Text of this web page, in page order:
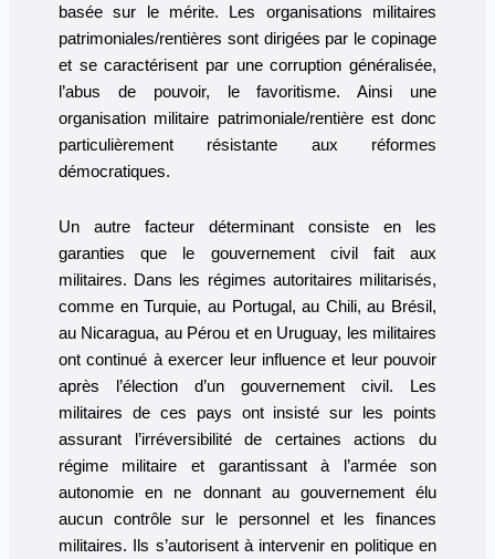
basée sur le mérite. Les organisations militaires
patrimoniales/rentières sont dirigées par le copinage
et se caractérisent par une corruption généralisée,
l’abus de pouvoir, le favoritisme. Ainsi une
organisation militaire patrimoniale/rentière est donc
particulièrement résistante aux réformes
démocratiques.
Un autre facteur déterminant consiste en les
garanties que le gouvernement civil fait aux
militaires. Dans les régimes autoritaires militarisés,
comme en Turquie, au Portugal, au Chili, au Brésil,
au Nicaragua, au Pérou et en Uruguay, les militaires
ont continué à exercer leur influence et leur pouvoir
après l’élection d’un gouvernement civil. Les
militaires de ces pays ont insisté sur les points
assurant l’irréversibilité de certaines actions du
régime militaire et garantissant à l’armée son
autonomie en ne donnant au gouvernement élu
aucun contrôle sur le personnel et les finances
militaires. Ils s’autorisent à intervenir en politique en